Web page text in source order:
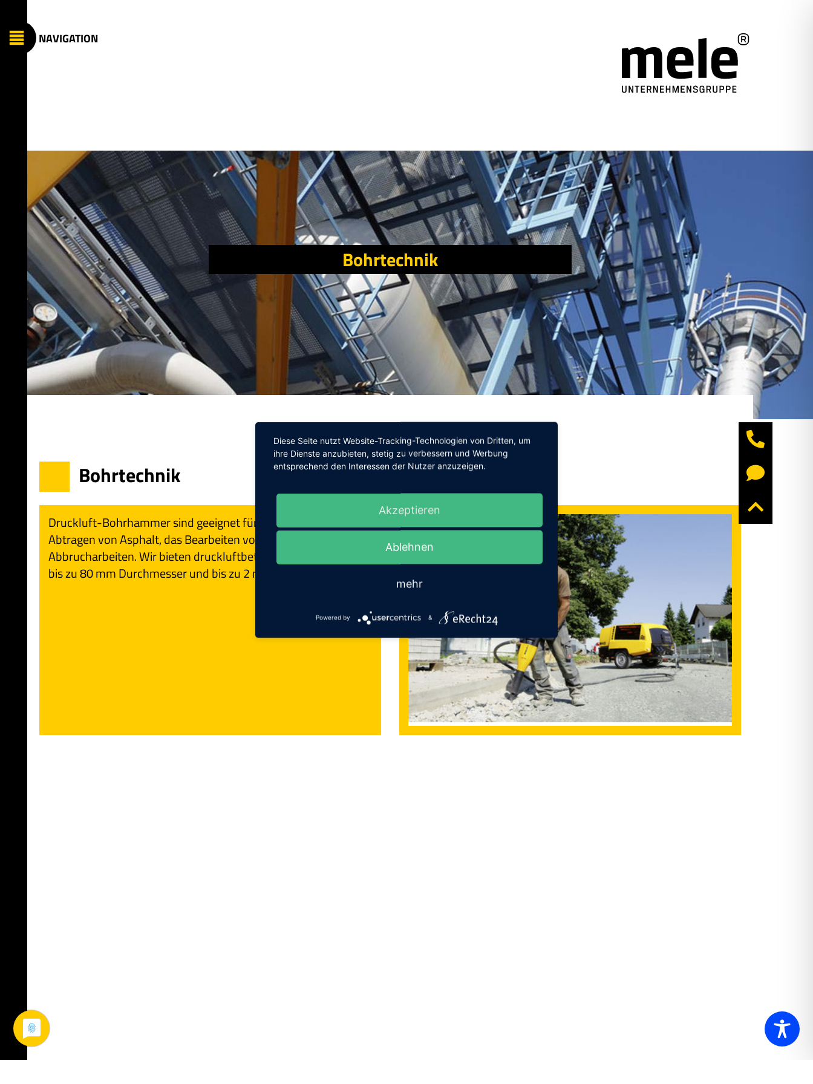
Bohrtechnik
Bohrtechnik
Druckluft-Bohrhammer sind geeignet für das schwere
Abtragen von Asphalt, das Bearbeiten von Beton und andere
Abbrucharbeiten. Wir bieten druckluftbetriebene Bohrhammer
bis zu 80 mm Durchmesser und bis zu 2 m Gestänge.
Diese Seite nutzt Website-Tracking-Technologien von Dritten, um
ihre Dienste anzubieten, stetig zu verbessern und Werbung
entsprechend den Interessen der Nutzer anzuzeigen.
Akzeptieren
Ablehnen
mehr
Powered by &